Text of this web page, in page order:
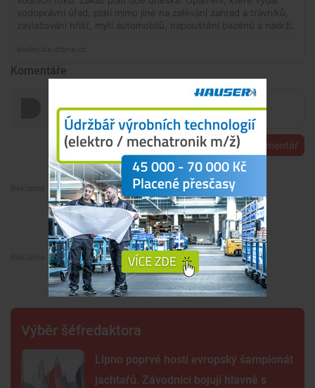
Komentáře
Přidat komentář
Premium
Premium
Výběr šéfredaktora
Lipno poprvé hostí evropský šampionát
jachtařů. Závodníci bojují hlavně s